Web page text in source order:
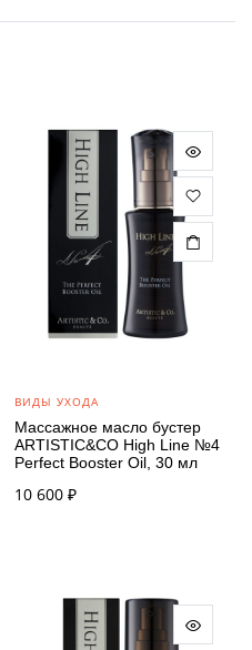
ВИДЫ УХОДА
Массажное масло бустер
ARTISTIC&CO High Line №4
Perfect Booster Oil, 30 мл
10 600 ₽